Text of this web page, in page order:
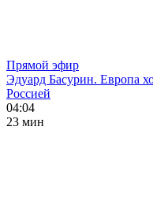
Прямой эфир
Эдуард Басурин. Европа
Россией
04:04
23 мин